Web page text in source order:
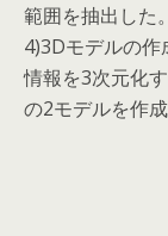
範囲を抽出した。
4)3Dモデルの
情報を3次元化
の2モデルを作成